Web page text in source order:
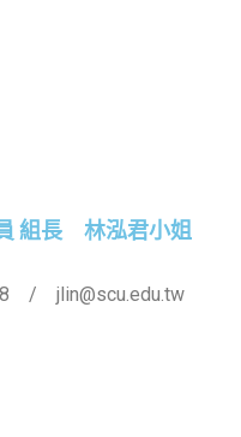
組長 林泓君小姐
/ jlin@scu.edu.tw